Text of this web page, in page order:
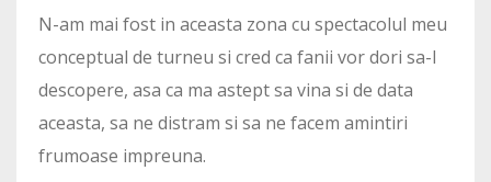
N-am mai fost in aceasta zona cu spectacolul meu
conceptual de turneu si cred ca fanii vor dori sa-l
descopere, asa ca ma astept sa vina si de data
aceasta, sa ne distram si sa ne facem amintiri
frumoase impreuna.